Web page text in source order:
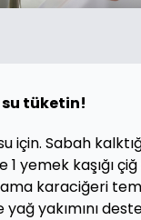
su tüketin!
için. Sabah
1 yemek kaşığı
karaciğeri
yağ yakımını